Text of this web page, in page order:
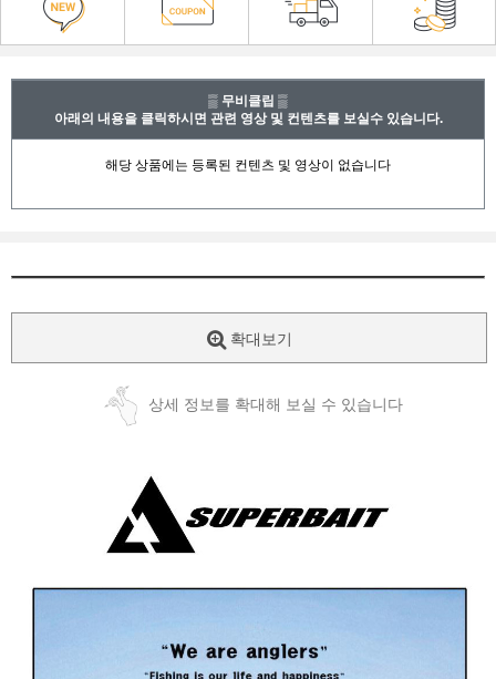
▒ 무비클립 ▒
아래의 내용을 클릭하시면 관련 영상 및 컨텐츠를 보실수 있습니다.
확대보기
상세 정보를 확대해 보실 수 있습니다